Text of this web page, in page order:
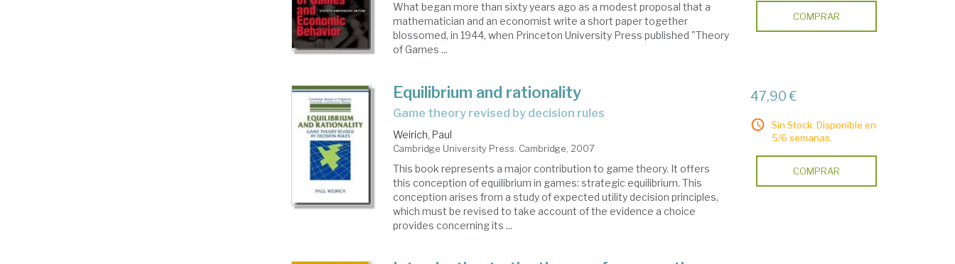
What began more than sixty years ago as a modest proposal that a
mathematician and an economist write a short paper together
blossomed, in 1944, when Princeton University Press published "Theory
of Games ...
COMPRAR
Equilibrium and rationality
game theory revised by decision rules
Weirich, Paul
Cambridge University Press. Cambridge, 2007
This book represents a major contribution to game theory. It offers
this conception of equilibrium in games: strategic equilibrium. This
conception arises from a study of expected utility decision principles,
which must be revised to take account of the evidence a choice
provides concerning its ...
47,90 €
Sin Stock. Disponible en
5/6 semanas.
COMPRAR